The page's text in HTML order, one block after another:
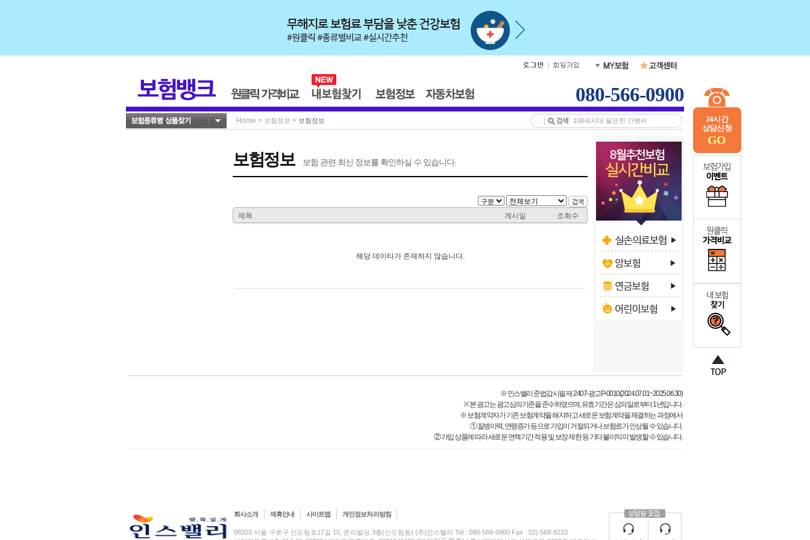
24시간
상담신청
GO
080-566-0900
Home > 보험정보 > 보험정보
보험정보 보험 관련 최신 정보를 확인하실 수 있습니다.
제목 게시일 조회수
해당 데이타가 존재하지 않습니다.
※ 인스밸리 준법감시필 제 2407-광고P-0010(2024.07.01~2025.06.30)
※ 본 광고는 광고심의기준을 준수하였으며, 유효기간은 심의일로부터 1년입니다.
※ 보험계약자가 기존 보험계약을 해지하고 새로운 보험계약을 체결하는 과정에서
① 질병이력, 연령증가 등으로 가입이 거절되거나 보험료가 인상될 수 있습니다.
② 가입 상품에 따라 새로운 면책기간 적용 및 보장 제한 등 기타 불이익이 발생할 수 있습니다.
회사소개 제휴안내 사이트맵 개인정보처리방침
08203 서울 구로구 신도림로17길 15, 온리빌딩 3층(신도림동) (주)인스밸리 Tel : 080-566-0900 Fax : 02) 568-8233